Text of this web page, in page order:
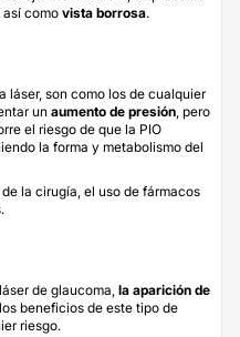
así como vista borrosa.
láser, son como los de cualquier
un aumento de presión, pero
el riesgo de que la PIO
la forma y metabolismo del
la cirugía, el uso de fármacos
de glaucoma, la aparición de
beneficios de este tipo de
riesgo.